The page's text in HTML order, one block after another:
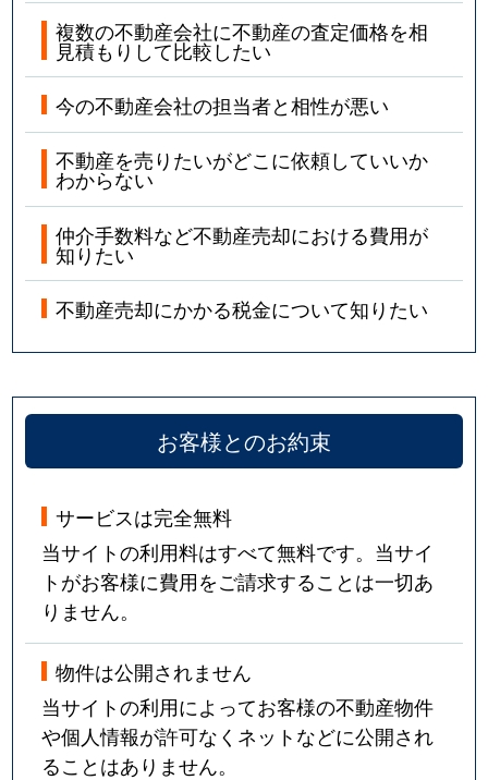
複数の不動産会社に不動産の査定価格を相
見積もりして比較したい
今の不動産会社の担当者と相性が悪い
不動産を売りたいがどこに依頼していいか
わからない
仲介手数料など不動産売却における費用が
知りたい
不動産売却にかかる税金について知りたい
お客様とのお約束
サービスは完全無料
当サイトの利用料はすべて無料です。当サイ
トがお客様に費用をご請求することは一切あ
りません。
物件は公開されません
当サイトの利用によってお客様の不動産物件
や個人情報が許可なくネットなどに公開され
ることはありません。